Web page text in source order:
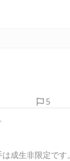
5
成生非限定です。